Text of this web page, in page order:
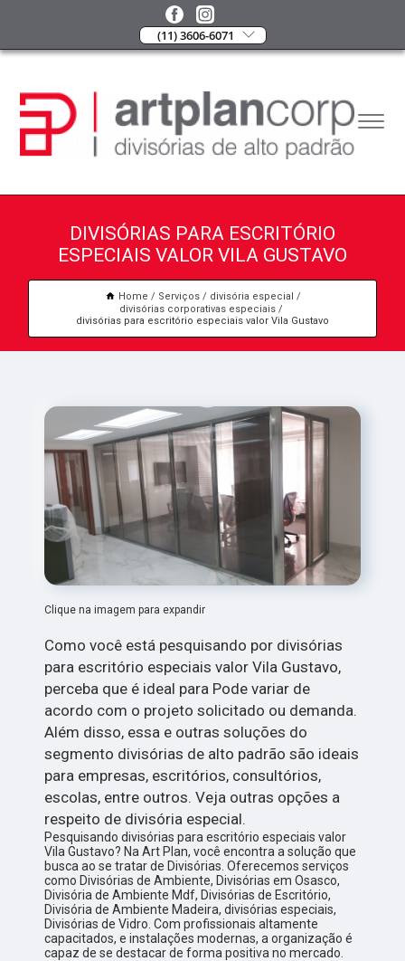
(11) 3606-6071
DIVISÓRIAS PARA ESCRITÓRIO
ESPECIAIS VALOR VILA GUSTAVO
Home Serviços
divisória especial
divisórias corporativas especiais
divisórias para escritório especiais valor Vila Gustavo
Clique na imagem para expandir
Como você está pesquisando por divisórias
para escritório especiais valor Vila Gustavo,
perceba que é ideal para Pode variar de
acordo com o projeto solicitado ou demanda.
Além disso, essa e outras soluções do
segmento divisórias de alto padrão são ideais
para empresas, escritórios, consultórios,
escolas, entre outros. Veja outras opções a
respeito de divisória especial.
Pesquisando divisórias para escritório especiais valor
Vila Gustavo? Na Art Plan, você encontra a solução que
busca ao se tratar de Divisórias. Oferecemos serviços
como Divisórias de Ambiente, Divisórias em Osasco,
Divisória de Ambiente Mdf, Divisórias de Escritório,
Divisória de Ambiente Madeira, divisórias especiais,
Divisórias de Vidro. Com profissionais altamente
capacitados, e instalações modernas, a organização é
capaz de se destacar de forma positiva no mercado.